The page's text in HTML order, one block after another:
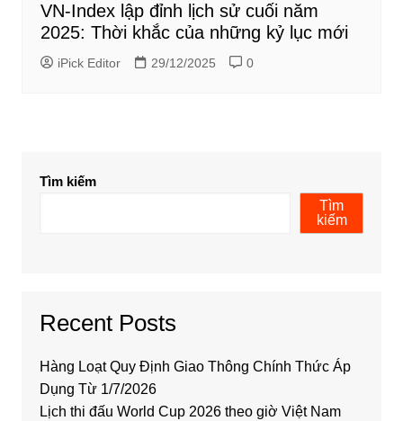
VN-Index lập đỉnh lịch sử cuối năm
2025: Thời khắc của những kỷ lục mới
iPick Editor 29/12/2025 0
Tìm kiếm
Tìm
kiếm
Recent Posts
Hàng Loạt Quy Định Giao Thông Chính Thức Áp
Dụng Từ 1/7/2026
Lịch thi đấu World Cup 2026 theo giờ Việt Nam